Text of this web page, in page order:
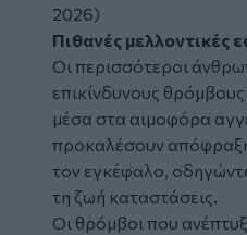
2026)
Πιθανές μελλοντικές
Οι περισσότεροι
επικίνδυνους
μέσα στα αιμοφόρα
προκαλέσουν
τον εγκέφαλο,
τη ζωή καταστάσεις.
Οι θρόμβοι που